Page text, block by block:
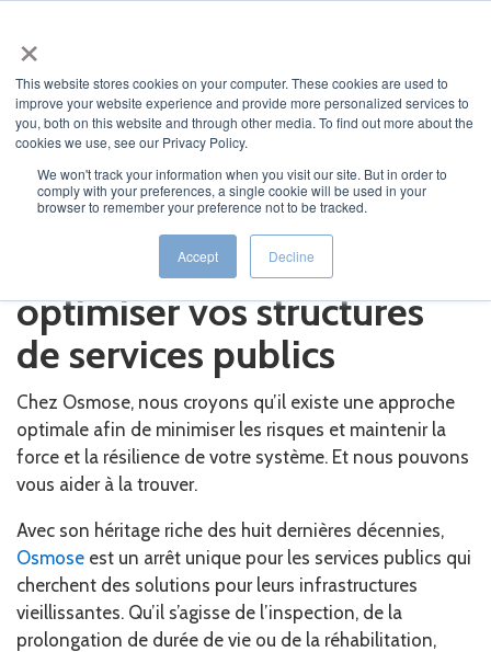
×
This website stores cookies on your computer. These cookies are used to
improve your website experience and provide more personalized services to
you, both on this website and through other media. To find out more about the
cookies we use, see our Privacy Policy.
We won't track your information when you visit our site. But in order to
comply with your preferences, a single cookie will be used in your
browser to remember your preference not to be tracked.
Accept Decline
JUMP TO...
Mieux prédire, gérer et
optimiser vos structures
de services publics
Chez Osmose, nous croyons qu’il existe une approche
optimale afin de minimiser les risques et maintenir la
force et la résilience de votre système. Et nous pouvons
vous aider à la trouver.
Avec son héritage riche des huit dernières décennies,
Osmose est un arrêt unique pour les services publics qui
cherchent des solutions pour leurs infrastructures
vieillissantes. Qu’il s’agisse de l’inspection, de la
prolongation de durée de vie ou de la réhabilitation,